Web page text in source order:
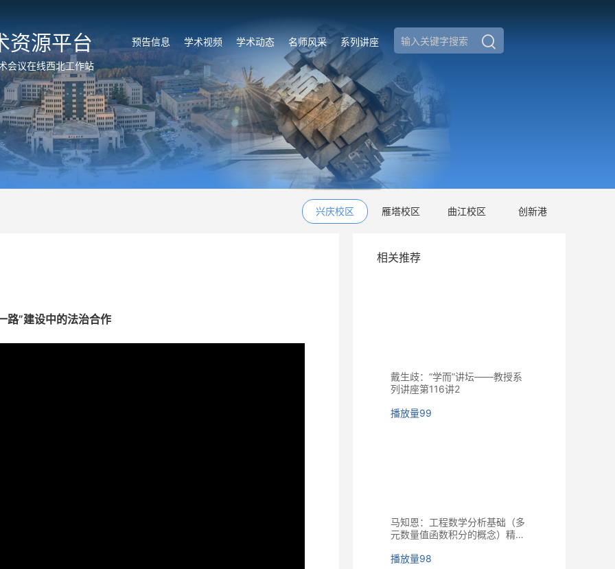
资源平台
会议在线西北工作站
预告信息 学术视频 学术动态 名师风采 系列讲座
兴庆校区 雁塔校区 曲江校区 创新港
路”建设中的法治合作
相关推荐
戴生歧：“学而”讲坛——教授系
列讲座第116讲2
播放量99
马知恩：工程数学分析基础（多
元数量值函数积分的概念）精品
播放量98